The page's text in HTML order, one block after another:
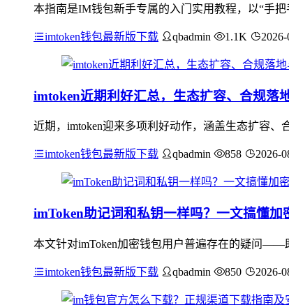
本指南是IM钱包新手专属的入门实用教程，以“手
imtoken钱包最新版下载 qbadmin 1.1K
imtoken近期利好汇总，生态扩容、合规落
近期，imtoken迎来多项利好动作，涵盖生态扩容、
imtoken钱包最新版下载 qbadmin 858 2026-
imToken助记词和私钥一样吗？一文搞懂加
本文针对imToken加密钱包用户普遍存在的疑问——
imtoken钱包最新版下载 qbadmin 850 2026-